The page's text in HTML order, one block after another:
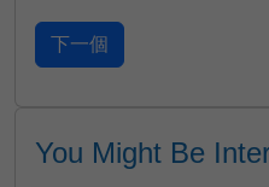
You Might Be